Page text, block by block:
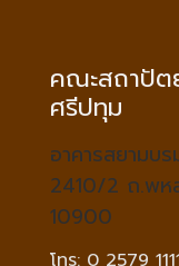
คณะสถาปัต
ศรีปทุม
อาคารสยามบ
2410/2 ถ.พห
10900